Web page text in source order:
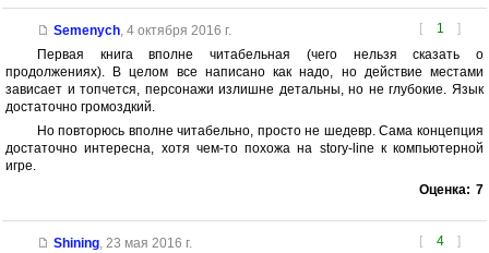
[ 1 ]
Semenych, 4 октября 2016 г.
Первая книга вполне читабельная (чего нельзя сказать о
продолжениях). В целом все написано как надо, но действие местами
зависает и топчется, персонажи излишне детальны, но не глубокие. Язык
достаточно громоздкий.
Но повторюсь вполне читабельно, просто не шедевр. Сама концепция
достаточно интересна, хотя чем-то похожа на story-line к компьютерной
игре.
Оценка: 7
[ 4 ]
Shining, 23 мая 2016 г.